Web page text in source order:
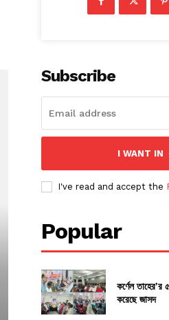
Subscribe
I WANT IN
I've read and accept the
Popular
কর্ণেল
করেছে জাসদ